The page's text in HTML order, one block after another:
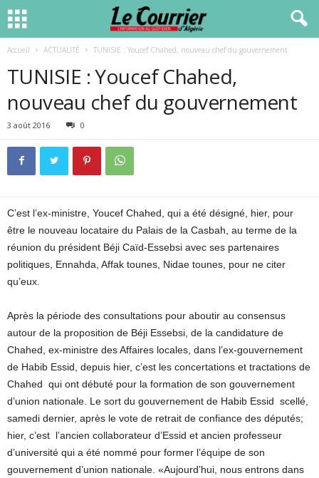
Accueil ACTUALITÉ TUNISIE : Youcef Chahed, nouveau chef du gouvernement
TUNISIE : Youcef Chahed,
nouveau chef du gouvernement
3 août 2016 0
C’est l’ex-ministre, Youcef Chahed, qui a été désigné, hier, pour
être le nouveau locataire du Palais de la Casbah, au terme de la
réunion du président Béji Caïd-Essebsi avec ses partenaires
politiques, Ennahda, Affak tounes, Nidae tounes, pour ne citer
qu’eux.
Après la période des consultations pour aboutir au consensus
autour de la proposition de Béji Essebsi, de la candidature de
Chahed, ex-ministre des Affaires locales, dans l’ex-gouvernement
de Habib Essid, depuis hier, c’est les concertations et tractations de
Chahed qui ont débuté pour la formation de son gouvernement
d’union nationale. Le sort du gouvernement de Habib Essid scellé,
samedi dernier, après le vote de retrait de confiance des députés;
hier, c’est l’ancien collaborateur d’Essid et ancien professeur
d’université qui a été nommé pour former l’équipe de son
gouvernement d’union nationale. «Aujourd’hui, nous entrons dans